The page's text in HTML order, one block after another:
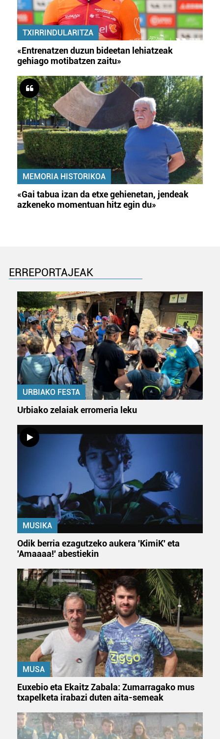
TXIRRINDULARITZA
«Entrenatzen duzun bideetan lehiatzeak
gehiago motibatzen zaitu»
MEMORIA HISTORIKOA
«Gai tabua izan da etxe gehienetan, jendeak
azkeneko momentuan hitz egin du»
ERREPORTAJEAK
URBIAKO FESTA
Urbiako zelaiak erromeria leku
MUSIKA
Odik berria ezagutzeko aukera 'KimiK' eta
'Amaaaa!' abestiekin
MUSA
Euxebio eta Ekaitz Zabala: Zumarragako mus
txapelketa irabazi duten aita-semeak